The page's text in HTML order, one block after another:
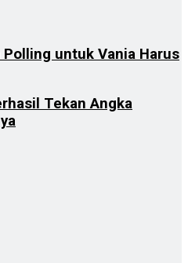
untuk Vania Harus
Tekan Angka